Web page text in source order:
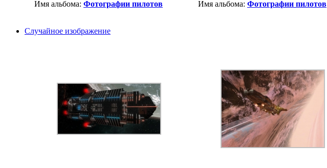
Имя альбома: Фотографии пилотов
Имя альбома: Фотографии пилотов
Случайное изображение